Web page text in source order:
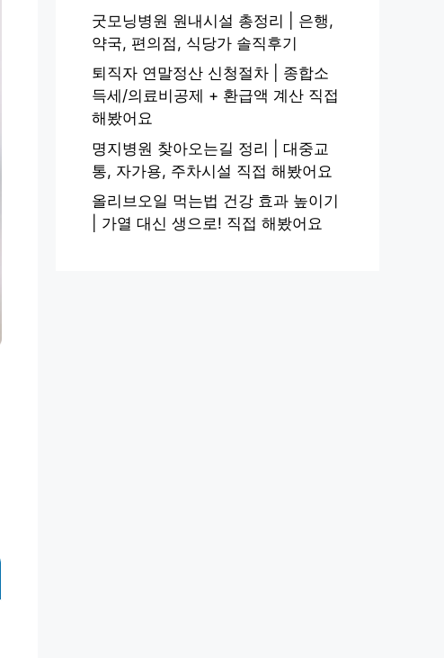
굿모닝병원 원내시설 총정리 | 은행,
약국, 편의점, 식당가 솔직후기
퇴직자 연말정산 신청절차 | 종합소
득세/의료비공제 + 환급액 계산 직접
해봤어요
명지병원 찾아오는길 정리 | 대중교
통, 자가용, 주차시설 직접 해봤어요
올리브오일 먹는법 건강 효과 높이기
| 가열 대신 생으로! 직접 해봤어요